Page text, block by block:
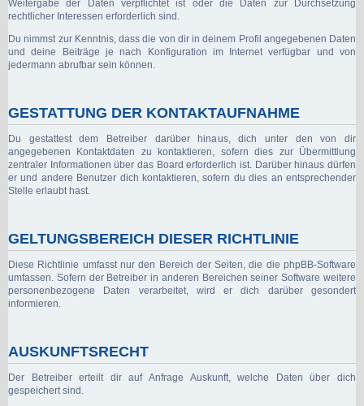
Weitergabe der Daten verpflichtet ist oder die Daten zur Durchsetzung
rechtlicher Interessen erforderlich sind.
Du nimmst zur Kenntnis, dass die von dir in deinem Profil angegebenen Daten
und deine Beiträge je nach Konfiguration im Internet verfügbar und von
jedermann abrufbar sein können.
GESTATTUNG DER KONTAKTAUFNAHME
Du gestattest dem Betreiber darüber hinaus, dich unter den von dir
angegebenen Kontaktdaten zu kontaktieren, sofern dies zur Übermittlung
zentraler Informationen über das Board erforderlich ist. Darüber hinaus dürfen
er und andere Benutzer dich kontaktieren, sofern du dies an entsprechender
Stelle erlaubt hast.
GELTUNGSBEREICH DIESER RICHTLINIE
Diese Richtlinie umfasst nur den Bereich der Seiten, die die phpBB-Software
umfassen. Sofern der Betreiber in anderen Bereichen seiner Software weitere
personenbezogene Daten verarbeitet, wird er dich darüber gesondert
informieren.
AUSKUNFTSRECHT
Der Betreiber erteilt dir auf Anfrage Auskunft, welche Daten über dich
gespeichert sind.